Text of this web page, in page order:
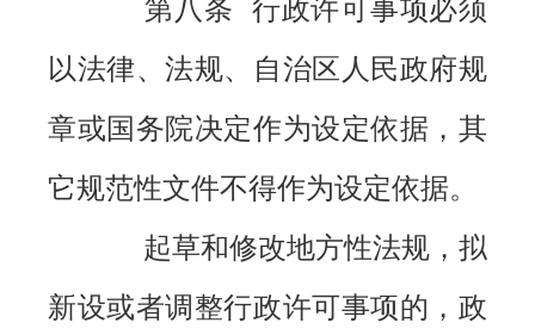
第八条 行政许可事项必须
以法律、法规、自治区人民政府规
章或国务院决定作为设定依据，其
它规范性文件不得作为设定依据。
起草和修改地方性法规，拟
新设或者调整行政许可事项的，政